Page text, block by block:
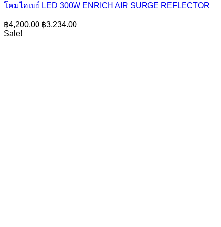
โคมไฮเบย์ LED 300W ENRICH AIR SURGE REFLECTOR
฿4,200.00 Original
฿3,234.00Current
Sale!